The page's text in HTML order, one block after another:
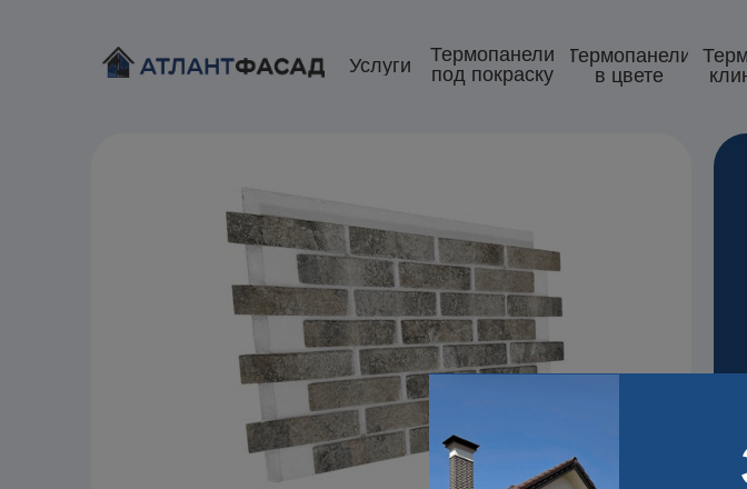
Услуги
Термопанели
под покраску
Термопанели
в цвете